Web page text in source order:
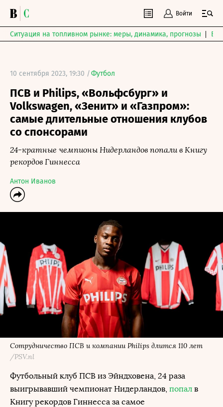
Войти
Ситуация на топливном рынке: меры, динамика, прогнозы
10 сентября 2023, 19:30 /Футбол
ПСВ и Philips, «Вольфсбург» и
Volkswagen, «Зенит» и «Газпром»:
самые длительные отношения клубов
со спонсорами
24-кратные чемпионы Нидерландов попали в Книгу
рекордов Гиннесса
Антон Иванов
Сотрудничество ПСВ и компании Philips длится 110 лет
/PSV.nl
Футбольный клуб ПСВ из Эйндховена, 24 раза
выигрывавший чемпионат Нидерландов, попал в
Книгу рекордов Гиннесса за самое